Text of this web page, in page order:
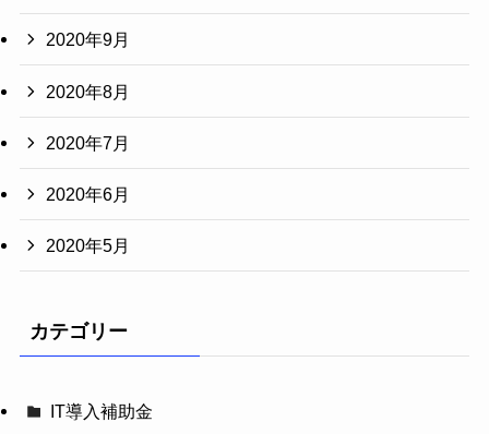
2020年9月
2020年8月
2020年7月
2020年6月
2020年5月
カテゴリー
IT導入補助金